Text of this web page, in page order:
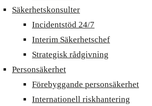
Säkerhetskonsulter
Incidentstöd 24/7
Interim Säkerhetschef
Strategisk rådgivning
Personsäkerhet
Förebyggande personsäkerhet
Internationell riskhantering